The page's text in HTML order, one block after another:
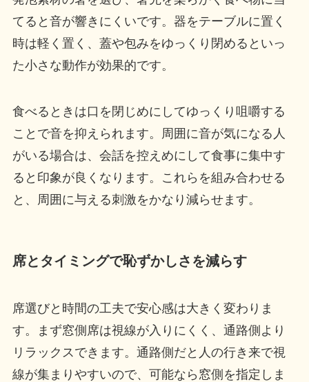
てると音が響きにくいです。器をテーブルに置く
時は軽く置く、蓋や包みをゆっくり閉めるといっ
た小さな動作が効果的です。
食べるときは口を閉じめにしてゆっくり咀嚼する
ことで音を抑えられます。周囲に音が気になる人
がいる場合は、会話を控えめにして食事に集中す
ると印象が良くなります。これらを組み合わせる
と、周囲に与える刺激をかなり減らせます。
席とタイミングで恥ずかしさを減らす
席選びと時間の工夫で安心感は大きく変わりま
す。まず窓側席は視線が入りにくく、通路側より
リラックスできます。通路側だと人の行き来で視
線が集まりやすいので、可能なら窓側を指定しま